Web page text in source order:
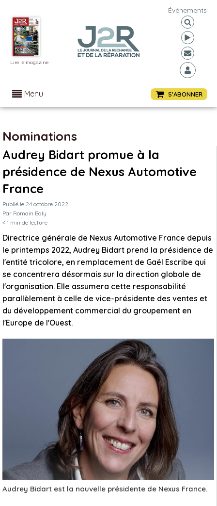
Lire le magazine
Événements
Menu S'ABONNER
Nominations
Audrey Bidart promue à la
présidence de Nexus Automotive
France
Publié le 24 octobre 2022
Par Romain Baly
< 1 min de lecture
Directrice générale de Nexus Automotive France depuis
le printemps 2022, Audrey Bidart prend la présidence de
l'entité tricolore, en remplacement de Gaël Escribe qui
se concentrera désormais sur la direction globale de
l'organisation. Elle assumera cette responsabilité
parallèlement à celle de vice-présidente des ventes et
du développement commercial du groupement en
l'Europe de l'Ouest.
Audrey Bidart est la nouvelle présidente de Nexus France.